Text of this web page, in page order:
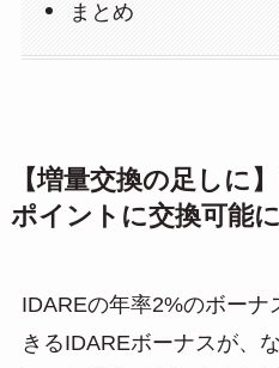
まとめ
【増量交換の足しに
ポイントに交換可能に
IDAREの年率2%のボー
きるIDAREボーナスが、